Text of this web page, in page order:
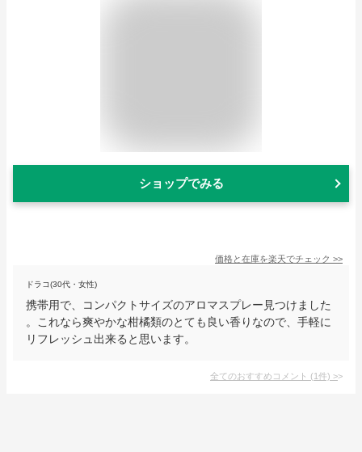
ショップでみる
価格と在庫を楽天でチェック >>
ドラコ(30代・女性)
携帯用で、コンパクトサイズのアロマスプレー見つけました
。これなら爽やかな柑橘類のとても良い香りなので、手軽に
リフレッシュ出来ると思います。
全てのおすすめコメント (1件) >